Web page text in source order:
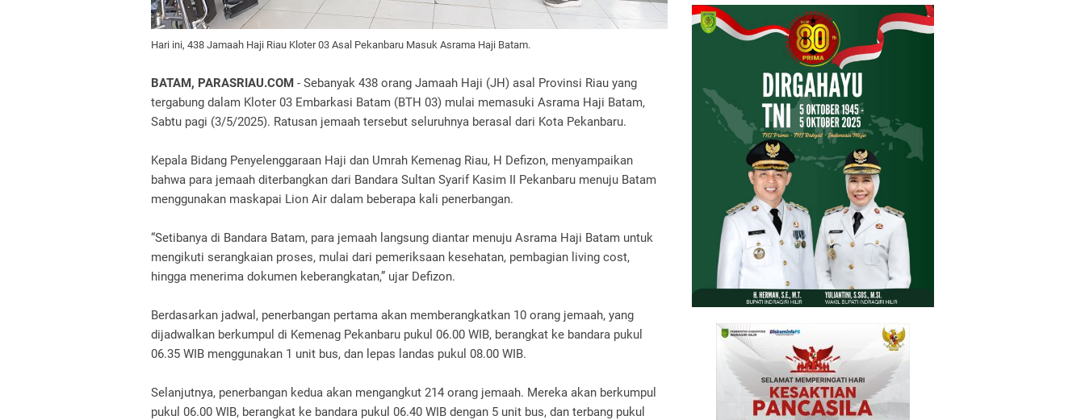
Hari ini, 438 Jamaah Haji Riau Kloter 03 Asal Pekanbaru Masuk Asrama Haji Batam.
BATAM, PARASRIAU.COM - Sebanyak 438 orang Jamaah Haji (JH) asal Provinsi Riau yang
tergabung dalam Kloter 03 Embarkasi Batam (BTH 03) mulai memasuki Asrama Haji Batam,
Sabtu pagi (3/5/2025). Ratusan jemaah tersebut seluruhnya berasal dari Kota Pekanbaru.
Kepala Bidang Penyelenggaraan Haji dan Umrah Kemenag Riau, H Defizon, menyampaikan
bahwa para jemaah diterbangkan dari Bandara Sultan Syarif Kasim II Pekanbaru menuju Batam
menggunakan maskapai Lion Air dalam beberapa kali penerbangan.
“Setibanya di Bandara Batam, para jemaah langsung diantar menuju Asrama Haji Batam untuk
mengikuti serangkaian proses, mulai dari pemeriksaan kesehatan, pembagian living cost,
hingga menerima dokumen keberangkatan,” ujar Defizon.
Berdasarkan jadwal, penerbangan pertama akan memberangkatkan 10 orang jemaah, yang
dijadwalkan berkumpul di Kemenag Pekanbaru pukul 06.00 WIB, berangkat ke bandara pukul
06.35 WIB menggunakan 1 unit bus, dan lepas landas pukul 08.00 WIB.
Selanjutnya, penerbangan kedua akan mengangkut 214 orang jemaah. Mereka akan berkumpul
pukul 06.00 WIB, berangkat ke bandara pukul 06.40 WIB dengan 5 unit bus, dan terbang pukul